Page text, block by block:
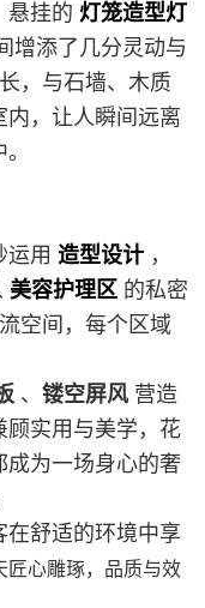
悬挂的 灯笼造型灯
增添了几分灵动与
，与石墙、木质
，让人瞬间远离
运用 造型设计 ，
美容护理区 的私密
空间，每个区域
、 镂空屏风营造
顾实用与美学，花
成为一场身心的奢
在舒适的环境中享
匠心雕琢，品质与效